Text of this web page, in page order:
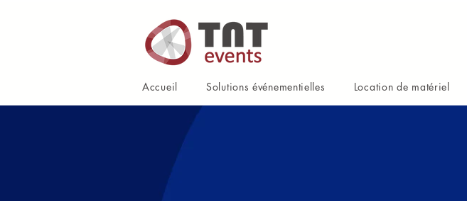
Accueil Solutions événementielles Location de matériel